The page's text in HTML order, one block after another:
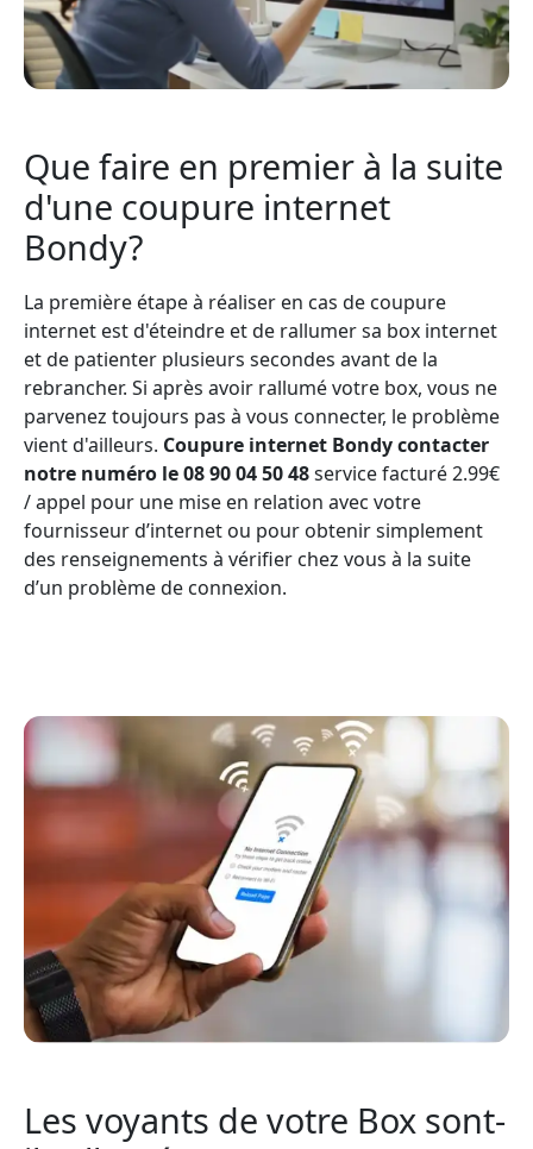
Que faire en premier à la suite
d'une coupure internet
Bondy?
La première étape à réaliser en cas de coupure
internet est d'éteindre et de rallumer sa box internet
et de patienter plusieurs secondes avant de la
rebrancher. Si après avoir rallumé votre box, vous ne
parvenez toujours pas à vous connecter, le problème
vient d'ailleurs. Coupure internet Bondy contacter
notre numéro le 08 90 04 50 48service facturé 2.99€
/ appel pour une mise en relation avec votre
fournisseur d’internet ou pour obtenir simplement
des renseignements à vérifier chez vous à la suite
d’un problème de connexion.
Les voyants de votre Box sont-